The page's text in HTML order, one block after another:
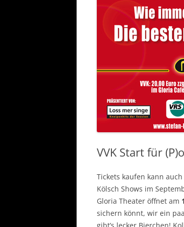
VVK Start für
Tickets kaufen kann
Kölsch Shows im
Gloria Theater öffnet am
sichern könnt, wir ein